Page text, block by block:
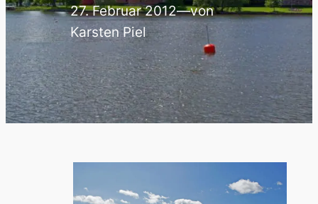
27. Februar 2012—von
Karsten Piel